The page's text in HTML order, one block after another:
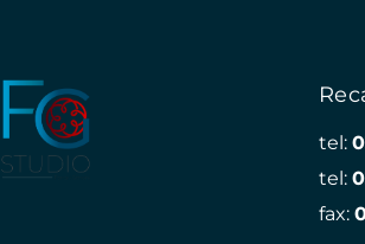
tel:
tel:
fax: